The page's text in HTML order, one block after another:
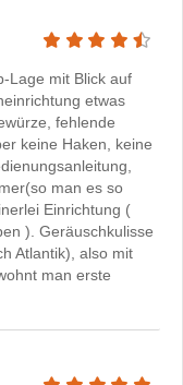
Lage mit Blick auf
etwas
fehlende
keine Haken, keine
man es so
Einrichtung (
). Geräuschkulisse
Atlantik), also mit
man erste